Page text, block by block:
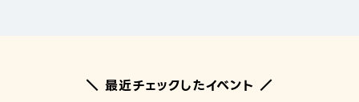
＼ 最近チェックしたイベント ／